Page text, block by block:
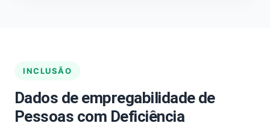
INCLUSÃO
Dados de empregabilidade de
Pessoas com Deficiência